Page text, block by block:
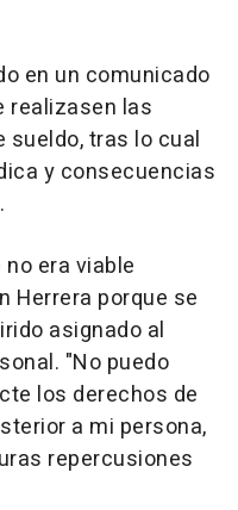
en un comunicado
realizasen las
sueldo, tras lo cual
y consecuencias
era viable
Herrera porque se
asignado al
"No puedo
los derechos de
a mi persona,
repercusiones